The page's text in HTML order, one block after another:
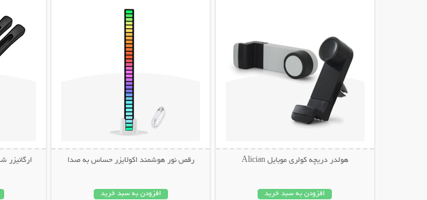
هولدر دریچه کولری موبایل Alician
افزودن به سبد خرید
رقص نور هوشمند اکولایزر حساس به صدا
افزودن به سبد خرید
ارگانیزر